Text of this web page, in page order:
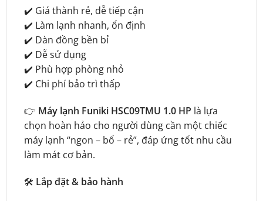
✔️ Giá thành rẻ, dễ tiếp cận
✔️ Làm lạnh nhanh, ổn định
✔️ Dàn đồng bền bỉ
✔️ Dễ sử dụng
✔️ Phù hợp phòng nhỏ
✔️ Chi phí bảo trì thấp
👉 Máy lạnh Funiki HSC09TMU 1.0 HP là lựa
chọn hoàn hảo cho người dùng cần một chiếc
máy lạnh “ngon – bổ – rẻ”, đáp ứng tốt nhu cầu
làm mát cơ bản.
🛠️ Lắp đặt & bảo hành